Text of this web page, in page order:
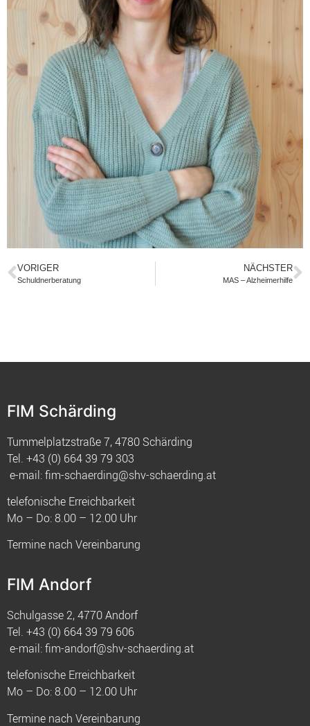
VORIGER
Schuldnerberatung
NÄCHSTER
MAS – Alzheimerhilfe
FIM Schärding
Tummelplatzstraße 7, 4780 Schärding
Tel. +43 (0) 664 39 79 303
e-mail:fim-schaerding@shv-schaerding.at
telefonische Erreichbarkeit
Mo – Do: 8.00 – 12.00 Uhr
Termine nach Vereinbarung
FIM Andorf
Schulgasse 2, 4770 Andorf
Tel. +43 (0) 664 39 79 606
e-mail:fim-andorf@shv-schaerding.at
telefonische Erreichbarkeit
Mo – Do: 8.00 – 12.00 Uhr
Termine nach Vereinbarung